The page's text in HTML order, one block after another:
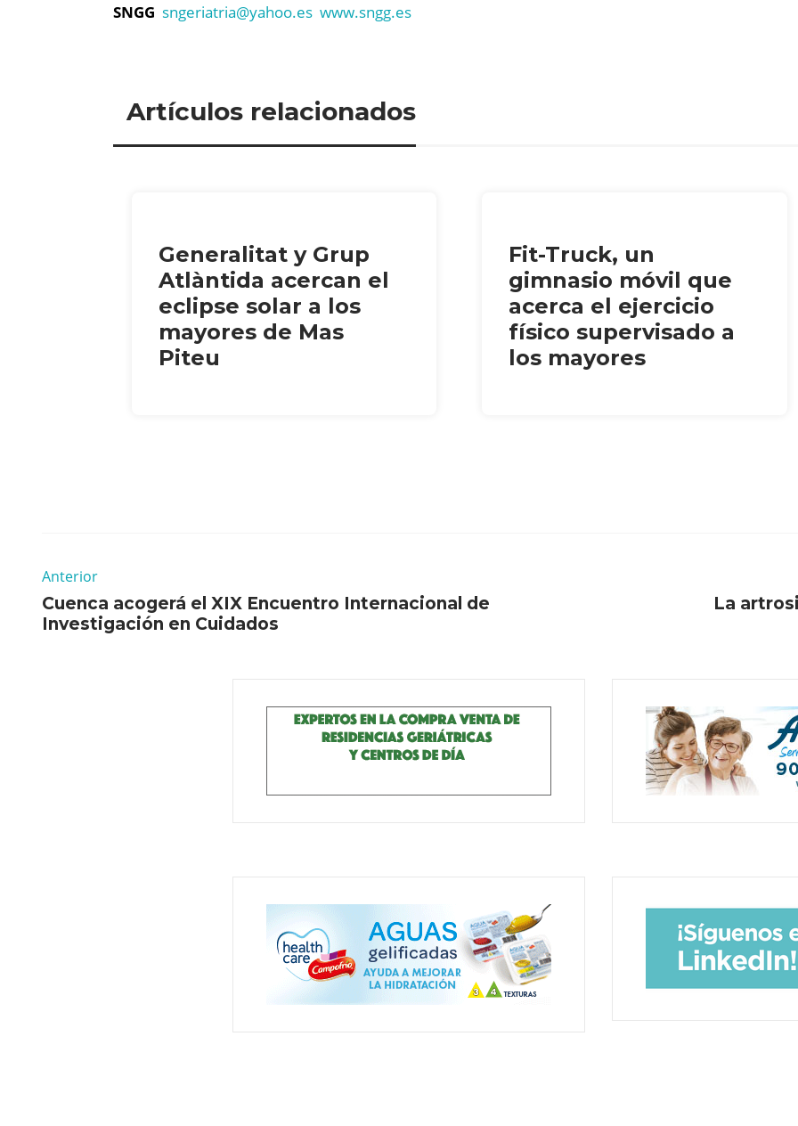
SNGG sngeriatria@yahoo.es www.sngg.es
Artículos relacionados
Generalitat y Grup
Atlàntida acercan el
eclipse solar a los
mayores de Mas
Piteu
Fit-Truck, un
gimnasio móvil que
acerca el ejercicio
físico supervisado a
los mayores
Anterior
Cuenca acogerá el XIX Encuentro Internacional de
Investigación en Cuidados
La